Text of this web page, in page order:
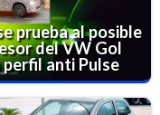
prueba al posible
del VW Gol
perfil anti Pulse